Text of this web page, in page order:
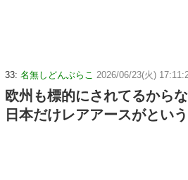
33: 名無しどんぶらこ 2026/06/23(火)
欧州も標的にされてるからな
日本だけレアアースがとい